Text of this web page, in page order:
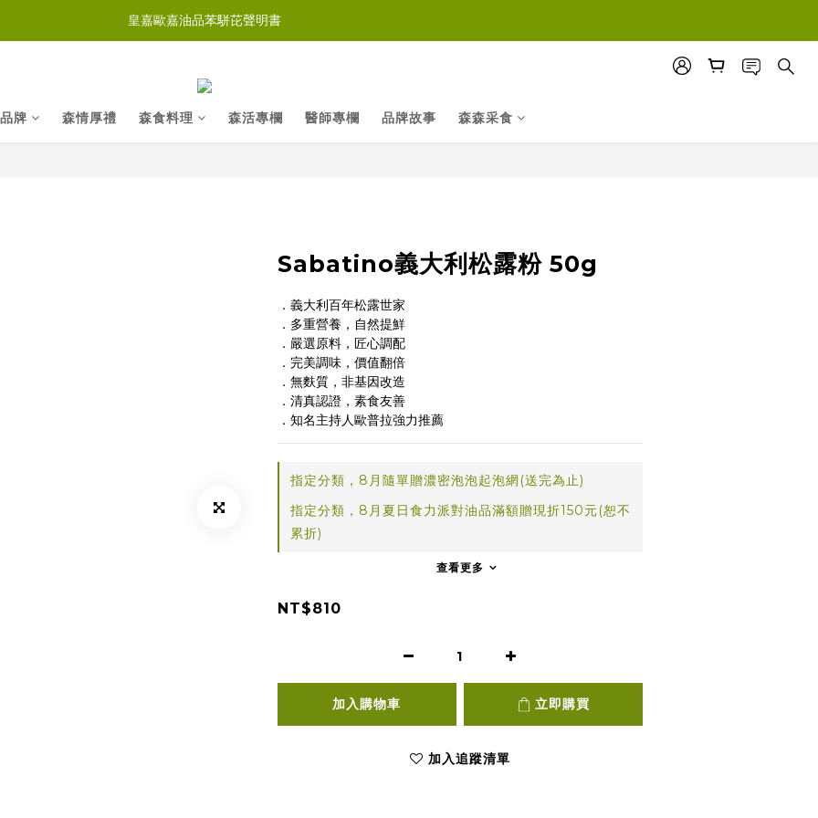
皇嘉歐嘉油品苯駢芘聲明書
牌 森情厚禮 森食料理 森活專欄 醫師專欄 品牌故事 森森采食
Sabatino義大利松露粉 50g
．義大利百年松露世家
．多重營養，自然提鮮
．嚴選原料，匠心調配
．完美調味，價值翻倍
．無麩質，非基因改造
．清真認證，素食友善
．知名主持人歐普拉強力推薦
指定分類，8月隨單贈濃密泡泡起泡網(送完為止)
指定分類，8月夏日食力派對油品滿額贈現折150元(恕不
累折)
查看更多
NT$810
加入購物車 立即購買
加入追蹤清單